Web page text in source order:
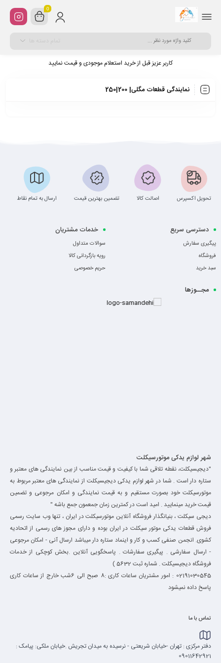
0
کاربر عزیز قبل از خرید استعلام موجودی و قیمت نمایید
نمایندگی قطعات مگلی| 200|250
تحویل اکسپرس اصالت کالا تضمین بهترین قیمت ارسال به تمام نقاط
دسترسی سریع
پیگیری سفارش
فروشگاه
سبد خرید
خدمات مشتریان
سوالات متداول
رویه بازگردانی کالا
حریم خصوصی
مجــوزها
شهر لوازم یدکی موتورسیکلت
"دیجیسیکلت، نقطه تلاقی شما با کیفیت و قیمت مناسب از بین نمایندگی های معتبر و
ستاره دار است . شما در شهر لوازم یدکی دیجیسیکلت از نمایندگی های معتبر مربوط به
موتورسیکلت خود بصورت مستقیم و به قیمت نمایندگی و امکان مرجوعی و تضمین
قیمت خرید مینمایید . امید است در کمترین زمان جمعمون جمع باشه "
دیجی سیکلت ، بنیانگذار فروشگاه آنلاین موتورسیکلت در ایران ، تنها وب سایت رسمی
فروش قطعات یدکی موتور سیکلت در ایران بوده و دارای مجوز های رسمی از اتحادیه
کشوی. انجمن صنفی کسب و کار و اینماد ستاره دار میباشد ارسال آنی - امکان مرجوعی
- ارسال سفارشی . پیگیری سفارشات . پاسخگویی آنلاین .بخش کوچکی از خدمات
فروشگاه دیجیسیکلت . شماره ثبت 5632 )
02191030545 : امور مشتریان ساعات کاری :8 صبح الی 6شب خارج از ساعات کاری
پاسخ داده نمیشود
تماس با ما
دفتر مرکزی : تهران -خیابان شریعتی - نرسیده به میدان تجریش .خیابان ملکی: پیامک :
09011642921